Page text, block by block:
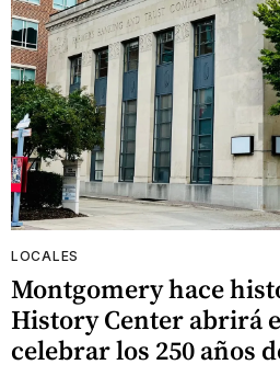
LOCALES
Montgomery hace
History Center abrirá
celebrar los 250 años